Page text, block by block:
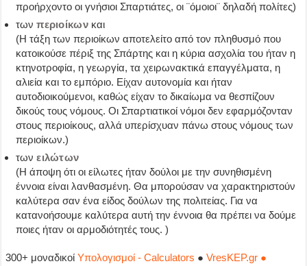
προήρχοντο οι γνήσιοι Σπαρτιάτες, οι ¨όμοιοι¨ δηλαδή πολίτες)
τωνπεριοίκωνκαι
(Η τάξη των περιοίκων αποτελείτο από τον πληθυσμό που
κατοικούσε πέριξ της Σπάρτης και η κύρια ασχολία του ήταν η
κτηνοτροφία, η γεωργία, τα χειρωνακτικά επαγγέλματα, η
αλιεία και το εμπόριο. Είχαν αυτονομία και ήταν
αυτοδιοικούμενοι, καθώς είχαν το δικαίωμα να θεσπίζουν
δικούς τους νόμους. Οι Σπαρτιατικοί νόμοι δεν εφαρμόζονταν
στους περιοίκους, αλλά υπερίσχυαν πάνω στους νόμους των
περιοίκων.)
τωνειλώτων
(Η άποψη ότι οι είλωτες ήταν δούλοι με την συνηθισμένη
έννοια είναι λανθασμένη. Θα μπορούσαν να χαρακτηριστούν
καλύτερα σαν ένα είδος δούλων της πολιτείας. Για να
κατανοήσουμε καλύτερα αυτή την έννοια θα πρέπει να δούμε
ποιες ήταν οι αρμοδιότητές τους. )
300+ μοναδικοίΥπολογισμοί - Calculators ●VresKEP.gr ●